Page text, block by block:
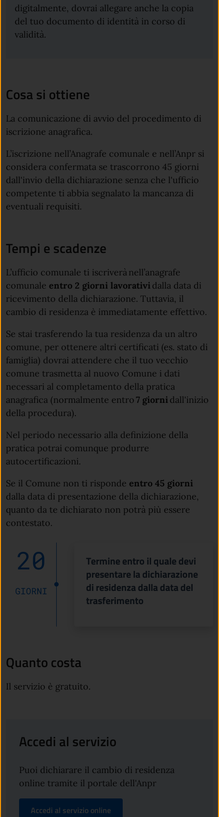
digitalmente, dovrai allegare anche la copia
del tuo documento di identità in corso di
validità.
Cosa si ottiene
La comunicazione di avvio del procedimento di
iscrizione anagrafica.
L’iscrizione nell’Anagrafe comunale e nell’Anpr si
considera confermata se trascorrono 45 giorni
dall'invio della dichiarazione senza che l'ufficio
competente ti abbia segnalato la mancanza di
eventuali requisiti.
Tempi e scadenze
L’ufficio comunale ti iscriverà nell’anagrafe
comunale entro 2 giorni lavorativi dalla data di
ricevimento della dichiarazione. Tuttavia, il
cambio di residenza è immediatamente effettivo.
Se stai trasferendo la tua residenza da un altro
comune, per ottenere altri certificati (es. stato di
famiglia) dovrai attendere che il tuo vecchio
comune trasmetta al nuovo Comune i dati
necessari al completamento della pratica
anagrafica (normalmente entro7 giorni dall'inizio
della procedura).
Nel periodo necessario alla definizione della
pratica potrai comunque produrre
autocertificazioni.
Se il Comune non ti risponde entro 45 giorni
dalla data di presentazione della dichiarazione,
quanto da te dichiarato non potrà più essere
contestato.
20
GIORNI
Termine entro il quale devi
presentare la dichiarazione
di residenza dalla data del
trasferimento
Quanto costa
Il servizio è gratuito.
Accedi al servizio
Puoi dichiarare il cambio di residenza
online tramite il portale dell'Anpr
Accedi al servizio online